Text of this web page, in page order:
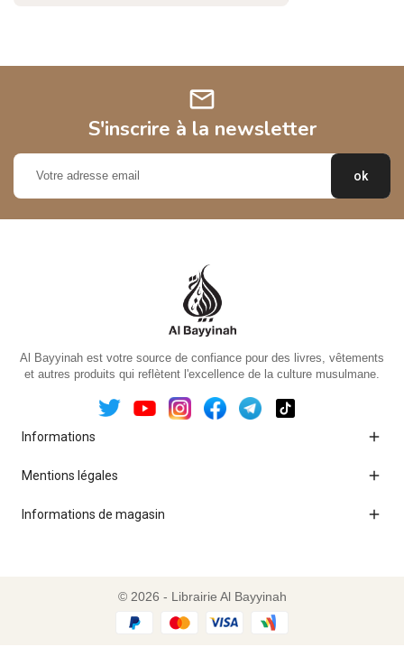
mail
S'inscrire à la newsletter
Al Bayyinah est votre source de confiance pour des livres, vêtements
et autres produits qui reflètent l'excellence de la culture musulmane.
Informations 
Mentions légales 
Informations de magasin 
© 2026 - Librairie Al Bayyinah